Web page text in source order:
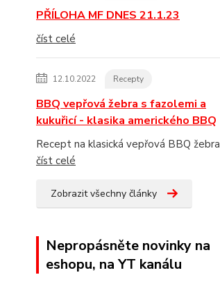
PŘÍLOHA MF DNES 21.1.23
číst celé
12.10.2022 Recepty
BBQ vepřová žebra s fazolemi a
kukuřicí - klasika amerického BBQ
Recept na klasická vepřová BBQ žebra
číst celé
Zobrazit všechny články
Nepropásněte novinky na
eshopu, na YT kanálu